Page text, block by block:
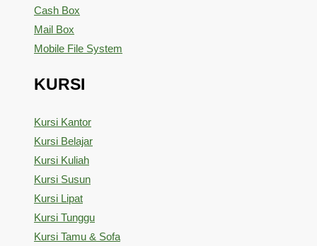
Cash Box
Mail Box
Mobile File System
KURSI
Kursi Kantor
Kursi Belajar
Kursi Kuliah
Kursi Susun
Kursi Lipat
Kursi Tunggu
Kursi Tamu & Sofa